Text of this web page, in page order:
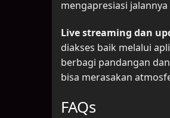
mengapresiasi
Live streaming dan
diakses baik melalui
berbagi pandangan
bisa merasakan
FAQs